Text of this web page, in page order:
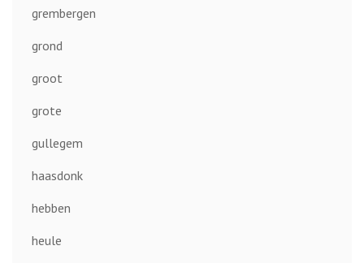
grembergen
grond
groot
grote
gullegem
haasdonk
hebben
heule